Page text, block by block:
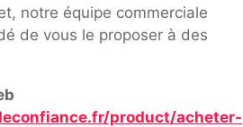
notre équipe commerciale
de vous le proposer à des
product/acheter-